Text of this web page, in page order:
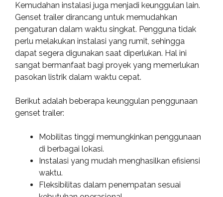
Kemudahan instalasi juga menjadi keunggulan lain.
Genset trailer dirancang untuk memudahkan
pengaturan dalam waktu singkat. Pengguna tidak
perlu melakukan instalasi yang rumit, sehingga
dapat segera digunakan saat diperlukan. Hal ini
sangat bermanfaat bagi proyek yang memerlukan
pasokan listrik dalam waktu cepat.
Berikut adalah beberapa keunggulan penggunaan
genset trailer:
Mobilitas tinggi memungkinkan penggunaan
di berbagai lokasi.
Instalasi yang mudah menghasilkan efisiensi
waktu.
Fleksibilitas dalam penempatan sesuai